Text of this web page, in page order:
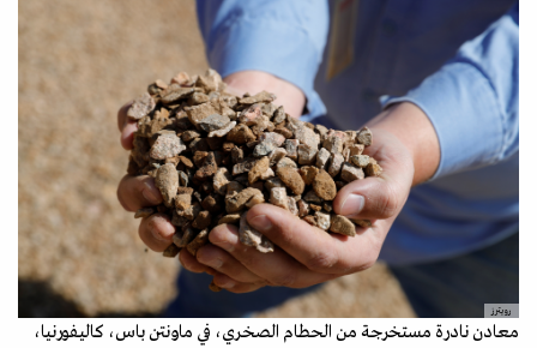
رويترز
معادن نادرة مستخرجة من الحطام الصخري، في ماونتن باس، كاليفورنيا،